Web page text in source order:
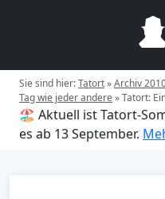
Sie sind hier:Tatort»Archiv
Tag wie jeder andere»Tatort:
🏖️ Aktuell ist Tatort-
es ab 13 September.